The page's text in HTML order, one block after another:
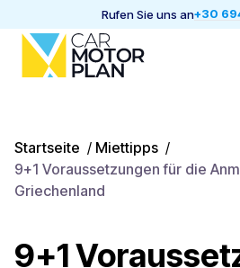
Rufen Sie uns an+30
Startseite / Miettipps /
9+1 Voraussetzungen für die
Griechenland
9+1